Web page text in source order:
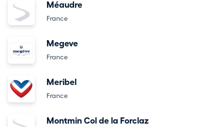
Méaudre
France
Megeve
France
Meribel
France
Montmin Col de la Forclaz